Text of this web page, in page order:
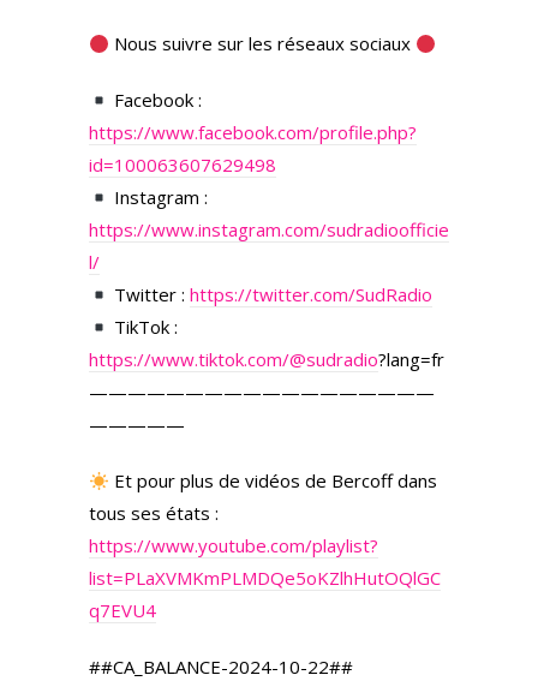
Nous suivre sur les réseaux sociaux
Facebook :
https://www.facebook.com/profile.php?
id=100063607629498
Instagram :
https://www.instagram.com/sudradioofficie
l/
Twitter :https://twitter.com/SudRadio
TikTok :
https://www.tiktok.com/@sudradio?lang=fr
——————————————————
—————
Et pour plus de vidéos de Bercoff dans
tous ses états :
https://www.youtube.com/playlist?
list=PLaXVMKmPLMDQe5oKZlhHutOQlGC
q7EVU4
##CA_BALANCE-2024-10-22##